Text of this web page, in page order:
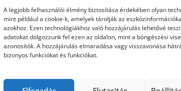
A legjobb felhasználói élmény biztosítása érdekében olyan
mint például a cookie-k, amelyek tárolják az
azokhoz. Ezen technológiákhoz való hozzájárulás lehetővé
adatokat dolgozzunk fel ezen az oldalon, mint a böngészési
azonosítók. A hozzájárulás elmaradása vagy visszavonása
bizonyos funkciókat és funkciókat.
Utazás
Vásárlás